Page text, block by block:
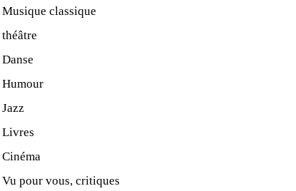
Musique classique
théâtre
Danse
Humour
Jazz
Livres
Cinéma
Vu pour vous, critiques